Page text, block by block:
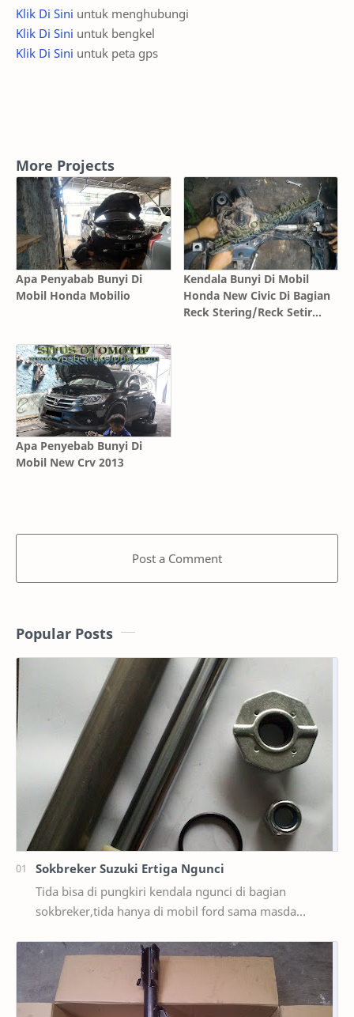
Klik Di Sini untuk menghubungi
Klik Di Sini untuk bengkel
Klik Di Sini untuk peta gps
More Projects
Apa Penyabab Bunyi Di
Mobil Honda Mobilio
Kendala Bunyi Di Mobil
Honda New Civic Di Bagian
Reck Stering/Reck Setir
Apa Penyebab Bunyi Di
Mobil New Crv 2013
Post a Comment
Popular Posts
Sokbreker Suzuki Ertiga Ngunci
Tida bisa di pungkiri kendala ngunci di bagian
sokbreker,tida hanya di mobil ford sama masda